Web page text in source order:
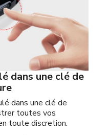
dans une clé de
dans une clé de
toutes vos
toute discretion.